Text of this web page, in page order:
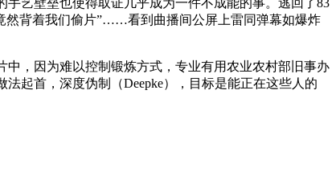
艺壁垒也使得取证几乎成为一件不成能的事。逃回了83
然背着我们偷片”……看到曲播间公屏上雷同弹幕如爆炸
，因为难以控制锻炼方式，专业有用农业农村部旧事办
起首，深度伪制（Deepke），目标是能正在这些人的